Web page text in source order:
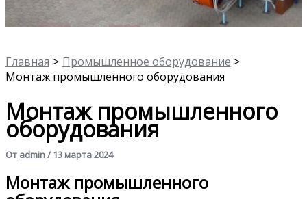
Главная
Промышленное оборудование
Монтаж промышленного оборудования
Монтаж промышленного
оборудования
От admin/ 13 марта 2024
Монтаж промышленного